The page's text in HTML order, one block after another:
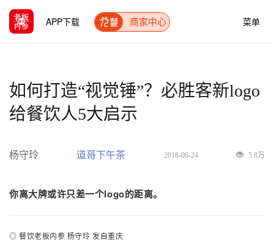
菜单
APP下载 商家中心
如何打造“视觉锤”？必胜客新logo
给餐饮人5大启示
杨守玲 道哥下午茶 2018-06-24 5.8万
你离大牌或许只差一个logo的距离。
◎ 餐饮老板内参 杨守玲 发自重庆